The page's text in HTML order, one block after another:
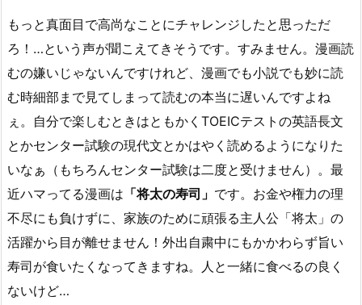
もっと真面目で高尚なことにチャレンジしたと思っただ
ろ！…という声が聞こえてきそうです。すみません。漫画読
むの嫌いじゃないんですけれど、漫画でも小説でも妙に読
む時細部まで見てしまって読むの本当に遅いんですよね
ぇ。自分で楽しむときはともかくTOEICテストの英語長文
とかセンター試験の現代文とかはやく読めるようになりた
いなぁ（もちろんセンター試験は二度と受けません）。最
近ハマってる漫画は 「将太の寿司」 です。お金や権力の理
不尽にも負けずに、家族のために頑張る主人公「将太」の
活躍から目が離せません！外出自粛中にもかかわらず旨い
寿司が食いたくなってきますね。人と一緒に食べるの良く
ないけど…